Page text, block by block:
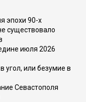
эпохи 90-х
существовало
июля 2026
угол, или безумие в
Севастополя